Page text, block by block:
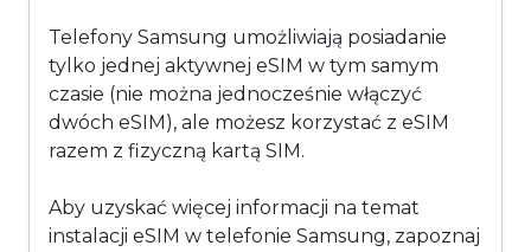
Telefony Samsung umożliwiają posiadanie
tylko jednej aktywnej eSIM w tym samym
czasie (nie można jednocześnie włączyć
dwóch eSIM), ale możesz korzystać z eSIM
razem z fizyczną kartą SIM.
Aby uzyskać więcej informacji na temat
instalacji eSIM w telefonie Samsung, zapoznaj